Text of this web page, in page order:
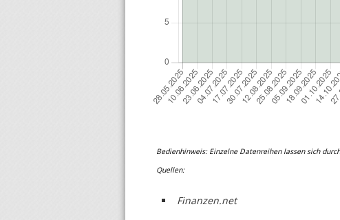
Bedienhinweis: Einzelne Datenreihen lassen sich
Quellen:
Finanzen.net